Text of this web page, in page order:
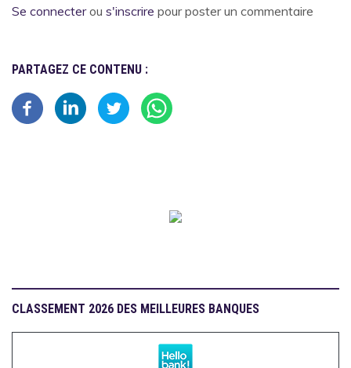
Se connecterou s'inscrire pour poster un commentaire
PARTAGEZ CE CONTENU :
CLASSEMENT 2026 DES MEILLEURES BANQUES